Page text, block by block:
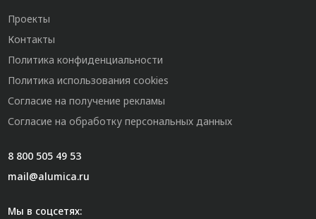
Проекты
Контакты
Политика конфиденциальности
Политика использования cookies
Согласие на получение рекламы
Согласие на обработку персональных данных
8 800 505 49 53
mail@alumica.ru
Мы в соцсетях: